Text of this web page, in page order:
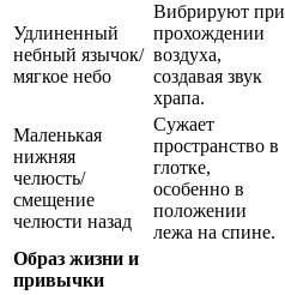
Удлиненный
небный язычок/
мягкое небо
Вибрируют при
прохождении
воздуха,
создавая звук
храпа.
Маленькая
нижняя
челюсть/
смещение
челюсти назад
Сужает
пространство в
глотке,
особенно в
положении
лежа на спине.
Образ жизни и
привычки